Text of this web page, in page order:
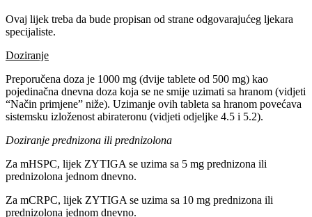
Ovaj lijek treba da bude propisan od strane odgovarajućeg ljekara
specijaliste.
Doziranje
Preporučena doza je 1000 mg (dvije tablete od 500 mg) kao
pojedinačna dnevna doza koja se ne smije uzimati sa hranom (vidjeti
“Način primjene” niže). Uzimanje ovih tableta sa hranom povećava
sistemsku izloženost abirateronu (vidjeti odjeljke 4.5 i 5.2).
Doziranje prednizona ili prednizolona
Za mHSPC, lijek ZYTIGA se uzima sa 5 mg prednizona ili
prednizolona jednom dnevno.
Za mCRPC, lijek ZYTIGA se uzima sa 10 mg prednizona ili
prednizolona jednom dnevno.